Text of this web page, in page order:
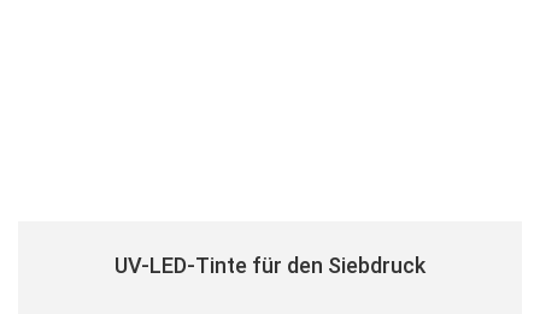
UV-LED-Tinte für den Siebdruck